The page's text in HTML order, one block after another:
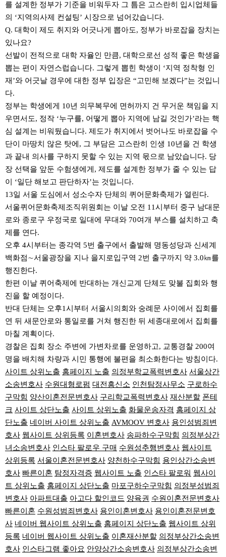
를 설계한 정부가 기준을 비워두자 그 틈은 고스란히 입시업체들
의 ‘지역의사제 컨설팅’ 시장으로 넘어갔습니다.
Q. 대학이 제도 취지와 어긋나게 뽑아도, 정부가 바로잡을 장치는
있나요?
선발이 전적으로 대학 자율인 만큼, 대학으로선 성적 좋은 학생을
뽑는 편이 자연스럽습니다. 그렇게 뽑힌 학생이 ‘지역 정착형 인
재’와 어긋날 경우에 대한 정부 입장은 “고민해 보겠다”는 것입니
다.
정부는 학생에게 10년 의무복무에 면허까지 건 무거운 책임을 지
우면서도, 정작 ‘누구를, 어떻게 뽑아 지역에 남길 것인가’라는 핵
심 설계는 비워뒀습니다. 제도가 취지에서 벗어나도 바로잡을 수
단이 마땅치 않은 탓에, 그 부담은 고스란히 인생 10년을 건 학생
과 끝내 의사를 구하지 못할 수 있는 지역 몫으로 남았습니다. 당
장 선택을 앞둔 수험생에게, 제도를 설계한 정부가 줄 수 있는 답
이 ‘일단 해보고 판단하자’는 것입니다.
13일 서울 도심에서 성소수자 단체의 퀴어문화축제가 열린다.
서울퀴어문화축제조직위원회는 이날 오전 11시부터 중구 남대문
로와 종로구 우정국로 일대에 무대와 70여개 부스를 설치하고 축
제를 연다.
오후 4시부터는 종각역 5번 출구에서 출발해 명동성당과 신세계
백화점∼서울광장을 지나 을지로입구역 2번 출구까지 약 3.0㎞를
행진한다.
한편 이날 퀴어축제에 반대하는 개신교계 단체도 맞불 집회와 행
진을 할 예정이다.
반대 단체는 오후1시부터 서울시의회와 숭례문 사이에서 집회를
연 뒤 새문안로와 통일로를 거쳐 행진한 뒤 세종대로에서 집회를
마칠 계획이다.
경찰은 집회 장소 주변에 가변차로를 운영하고, 교통경찰 200여
명을 배치해 차량과 시민 통행에 불편을 최소화한다는 방침이다.
사이트 상위노출 홈페이지 노출 의정부학교폭력변호사 서울상간
소송변호사 수원대형로펌 대전흥신소 인천탐정사무소 구로하수
구막힘 양산이혼전문변호사 구리학교폭력변호사 재산분할 폰테
크 사이트 상단노출 사이트 상위노출 화물운송자격 홈페이지 상
단노출 네이버 사이트 상위노출 AVMOOV 변호사 용인성범죄변
호사 웹사이트 상위등록 이혼변호사 송파하수구막힘 의정부상간
녀소송변호사 인스타 팔로우 구매 수원성추행변호사 웹사이트
상위등록 서울이혼전문변호사 양천하수구막힘 용인상간소송변
호사 빠른이혼 탐정자격증 웹사이트 노출 인스타 팔로워 웹사이
트 상위노출 홈페이지 상단노출 마포구하수구막힘 의정부성범죄
변호사 아파트대출 아고다 할인코드 양육권 수원이혼전문변호사
빠른이혼 수원성범죄변호사 용인이혼변호사 용인이혼전문변호
사 네이버 웹사이트 상위노출 홈페이지 상단노출 웹사이트 상위
등록 네이버 웹사이트 상위노출 이혼재산분할 의정부상간소송변
호사 인스타그램 좋아요 안양상간소송변호사 의정부상간소송변